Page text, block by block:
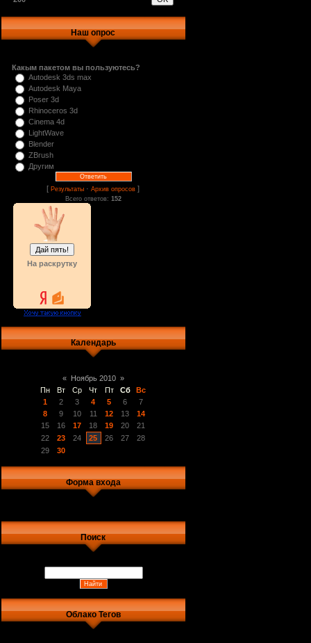
Наш опрос
Какым пакетом вы пользуютесь?
Autodesk 3ds max
Autodesk Maya
Poser 3d
Rhinoceros 3d
Cinema 4d
LightWave
Blender
ZBrush
Другим
[Результаты ·Архив опросов ]
Всего ответов: 152
На раскрутку
Календарь
« Ноябрь 2010 »
Пн
Вт Ср Чт Пт Сб
Вс
1
2 3 4 5 6
7
8
9 10 11 12 13
14
15
16 17 18 19 20
21
22
23 24 25 26 27
28
29
30
Форма входа
Поиск
Облако Тегов